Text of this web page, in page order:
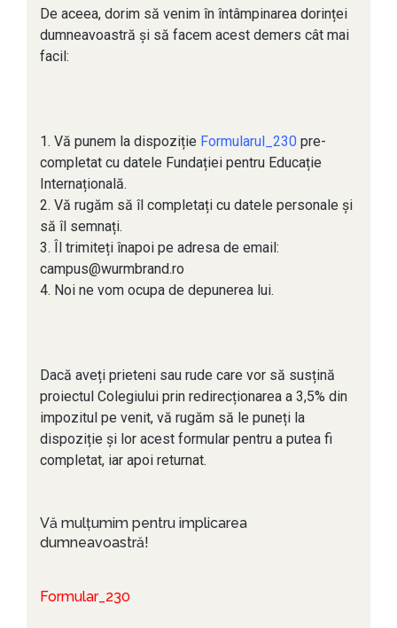
De aceea, dorim să venim în întâmpinarea dorinței
dumneavoastră și să facem acest demers cât mai
facil:
1. Vă punem la dispoziție Formularul_230 pre-
completat cu datele Fundației pentru Educație
Internațională.
2. Vă rugăm să îl completați cu datele personale și
să îl semnați.
3. Îl trimiteți înapoi pe adresa de email:
campus@wurmbrand.ro
4. Noi ne vom ocupa de depunerea lui.
Dacă aveți prieteni sau rude care vor să susțină
proiectul Colegiului prin redirecționarea a 3,5% din
impozitul pe venit, vă rugăm să le puneți la
dispoziție și lor acest formular pentru a putea fi
completat, iar apoi returnat.
Vă mulțumim pentru implicarea
dumneavoastră!
Formular_230